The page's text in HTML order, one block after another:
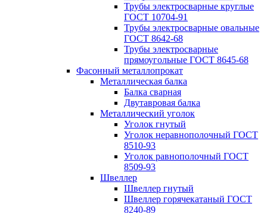
Трубы электросварные круглые
ГОСТ 10704-91
Трубы электросварные овальные
ГОСТ 8642-68
Трубы электросварные
прямоугольные ГОСТ 8645-68
Фасонный металлопрокат
Металлическая балка
Балка сварная
Двутавровая балка
Металлический уголок
Уголок гнутый
Уголок неравнополочный ГОСТ
8510-93
Уголок равнополочный ГОСТ
8509-93
Швеллер
Швеллер гнутый
Швеллер горячекатаный ГОСТ
8240-89